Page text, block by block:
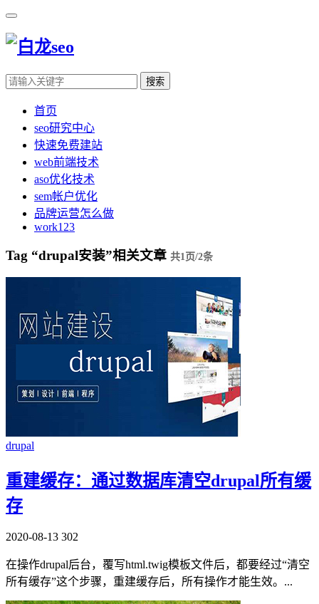
搜索
首页
seo研究中心
快速免费建站
web前端技术
aso优化技术
sem帐户优化
品牌运营怎么做
work123
Tag “drupal安装”相关文章 共1页/2条
drupal
重建缓存：通过数据库清空drupal所有缓
存
2020-08-13 302
在操作drupal后台，覆写html.twig模板文件后，都要经过“清空
所有缓存”这个步骤，重建缓存后，所有操作才能生效。...